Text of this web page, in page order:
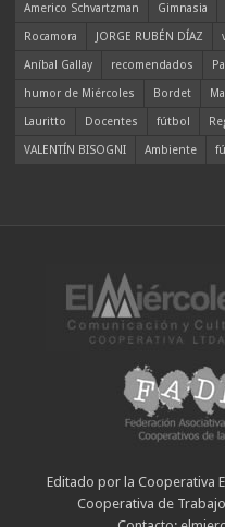
Americo Schvartzman Gimnasia
Rocamora
JORGE RUBÉN DÍAZ
Aníbal Gallay
recomendados
humor de Miércoles
Bordet
Lauritto
Docentes fútbol
VALENTÍN BISOGNI
Ambiente
Editado por la Cooperativa
Cooperativa de